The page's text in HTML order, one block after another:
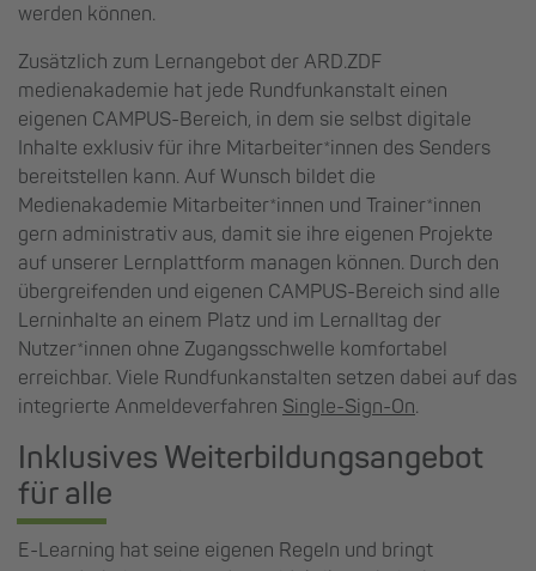
werden können.
Zusätzlich zum Lernangebot der ARD.ZDF
medienakademie hat jede Rundfunkanstalt einen
eigenen CAMPUS-Bereich, in dem sie selbst digitale
Inhalte exklusiv für ihre Mitarbeiter*innen des Senders
bereitstellen kann. Auf Wunsch bildet die
Medienakademie Mitarbeiter*innen und Trainer*innen
gern administrativ aus, damit sie ihre eigenen Projekte
auf unserer Lernplattform managen können. Durch den
übergreifenden und eigenen CAMPUS-Bereich sind alle
Lerninhalte an einem Platz und im Lernalltag der
Nutzer*innen ohne Zugangsschwelle komfortabel
erreichbar. Viele Rundfunkanstalten setzen dabei auf das
integrierte Anmeldeverfahren Single-Sign-On.
Inklusives Weiterbildungsangebot
für alle
E-Learning hat seine eigenen Regeln und bringt